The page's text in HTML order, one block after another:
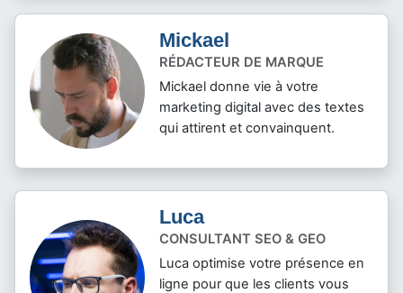
Mickael
RÉDACTEUR DE MARQUE
Mickael donne vie à votre
marketing digital avec des textes
qui attirent et convainquent.
Luca
CONSULTANT SEO & GEO
Luca optimise votre présence en
ligne pour que les clients vous